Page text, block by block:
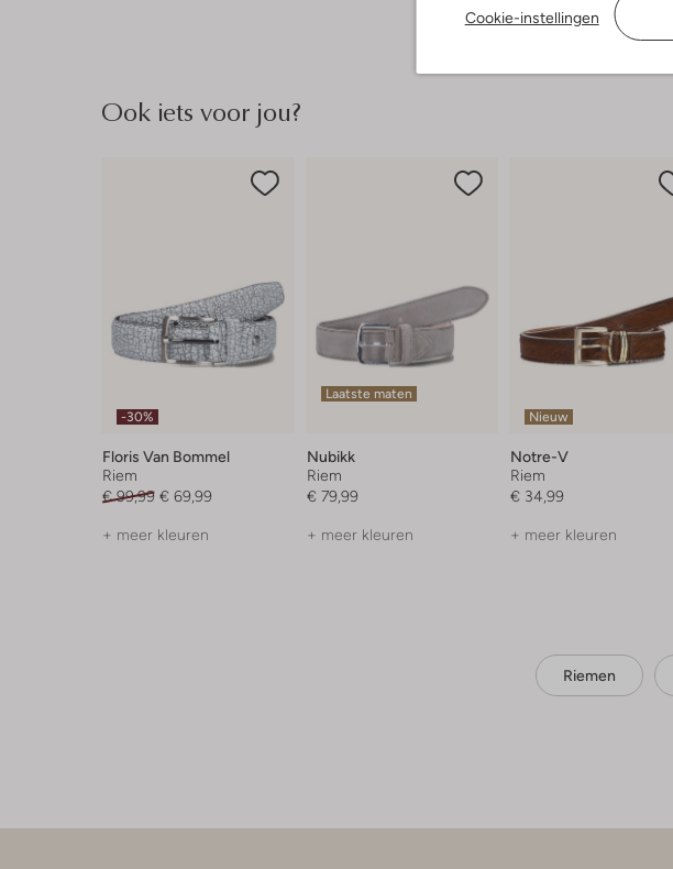
Cookie-instellingen
Ook iets voor jou?
-30%
Floris Van Bommel
Riem
€ 99,99 € 69,99
+ meer kleuren
Laatste maten
Nubikk
Riem
€ 79,99
+ meer kleuren
Nieuw
Notre-V
Riem
€ 34,99
+ meer kleuren
Riemen